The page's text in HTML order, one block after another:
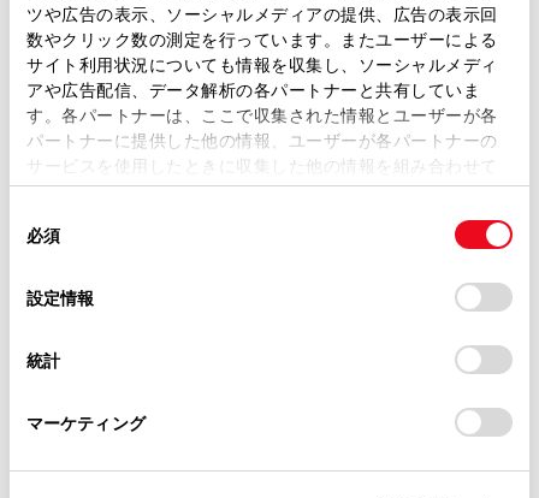
ツや広告の表示、ソーシャルメディアの提供、広告の表示回
数やクリック数の測定を行っています。またユーザーによる
サイト利用状況についても情報を収集し、ソーシャルメディ
アや広告配信、データ解析の各パートナーと共有していま
す。各パートナーは、ここで収集された情報とユーザーが各
パートナーに提供した他の情報、ユーザーが各パートナーの
サービスを使用したときに収集した他の情報を組み合わせて
使用することがあります。当ウェブサイトの使用を続行する
デバイスにすべてのCookie(クッキー)が保存されることに同
意したことになります。Cookie(クッキー)のオプトアウト、
設定の変更、同意を撤回したりするにあたっては、当社の
「Cookie（クッキー）情報の取り扱いについて
」をご覧くだ
必須
設定情報
統計
マーケティング
即時予約